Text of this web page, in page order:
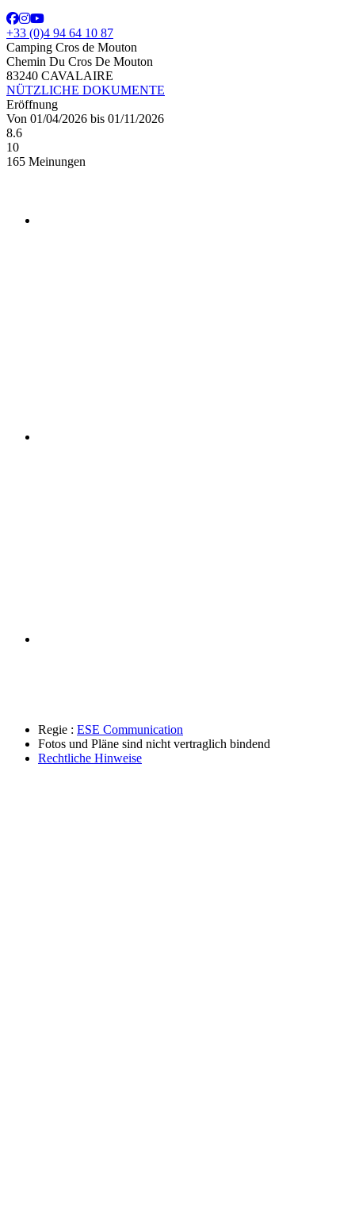
+33 (0)4 94 64 10 87
Camping Cros de Mouton
Chemin Du Cros De Mouton
83240 CAVALAIRE
NÜTZLICHE DOKUMENTE
Eröffnung
Von 01/04/2026 bis 01/11/2026
8.6
10
165 Meinungen
Regie : ESE Communication
Fotos und Pläne sind nicht vertraglich bindend
Rechtliche Hinweise